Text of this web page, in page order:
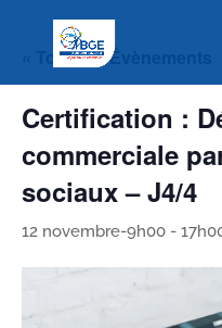
« Tous les Évènements
Certification :
commerciale
sociaux – J4/4
12 novembre-9h00 -